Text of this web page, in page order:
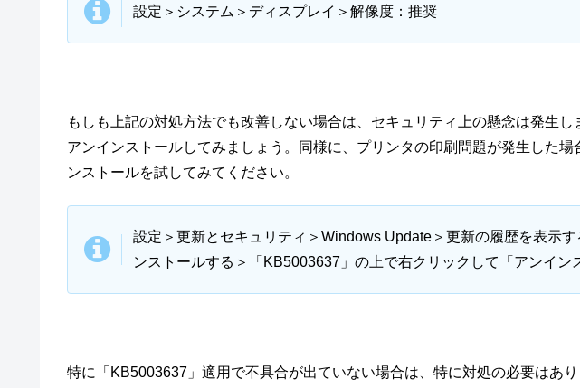
設定＞システム＞ディスプレイ＞解像度：推奨
もしも上記の対処方法でも改善しない場合は、セキュリティ上の懸念は発生
アンインストールしてみましょう。同様に、プリンタの印刷問題が発生した
ンストールを試してみてください。
設定＞更新とセキュリティ＞Windows Update＞更新の履歴を表示
ンストールする＞「KB5003637」の上で右クリックして「アンイン
特に「KB5003637」適用で不具合が出ていない場合は、特に対処の必要はあり